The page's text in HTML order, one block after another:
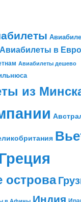
Авиабилеты в
Авиабилеты дешево
из
Греция
острова
Индия